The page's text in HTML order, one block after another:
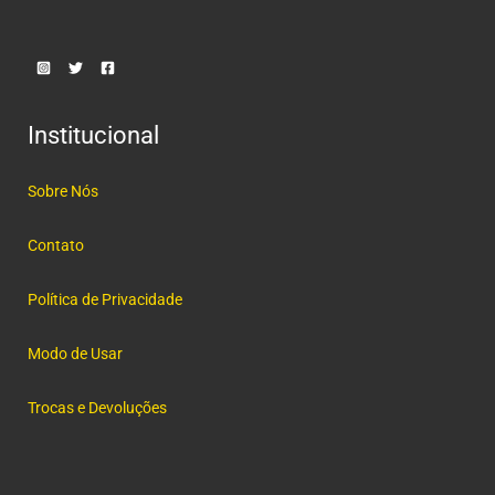
Institucional
Sobre Nós
Contato
Política de Privacidade
Modo de Usar
Trocas e Devoluções